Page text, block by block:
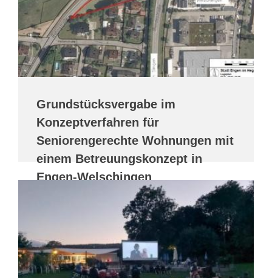
Grundstücksvergabe im
Konzeptverfahren für
Seniorengerechte Wohnungen mit
einem Betreuungskonzept in
Engen-Welschingen